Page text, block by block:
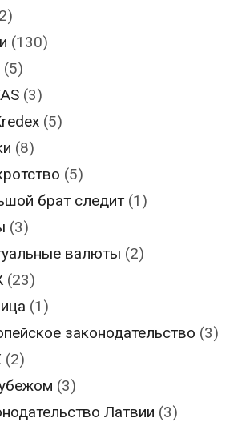
(130)
(5)
(3)
(5)
(8)
(5)
брат следит (1)
(3)
валюты (2)
(23)
(1)
законодательство (3)
(2)
(3)
Латвии (3)